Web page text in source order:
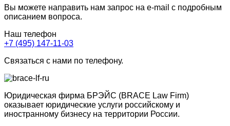
Вы можете направить нам запрос на e-mail с подробным
описанием вопроса.
Наш телефон
+7 (495) 147-11-03
Связаться с нами по телефону.
Юридическая фирма БРЭЙС (BRACE Law Firm)
оказывает юридические услуги российскому и
иностранному бизнесу на территории России.